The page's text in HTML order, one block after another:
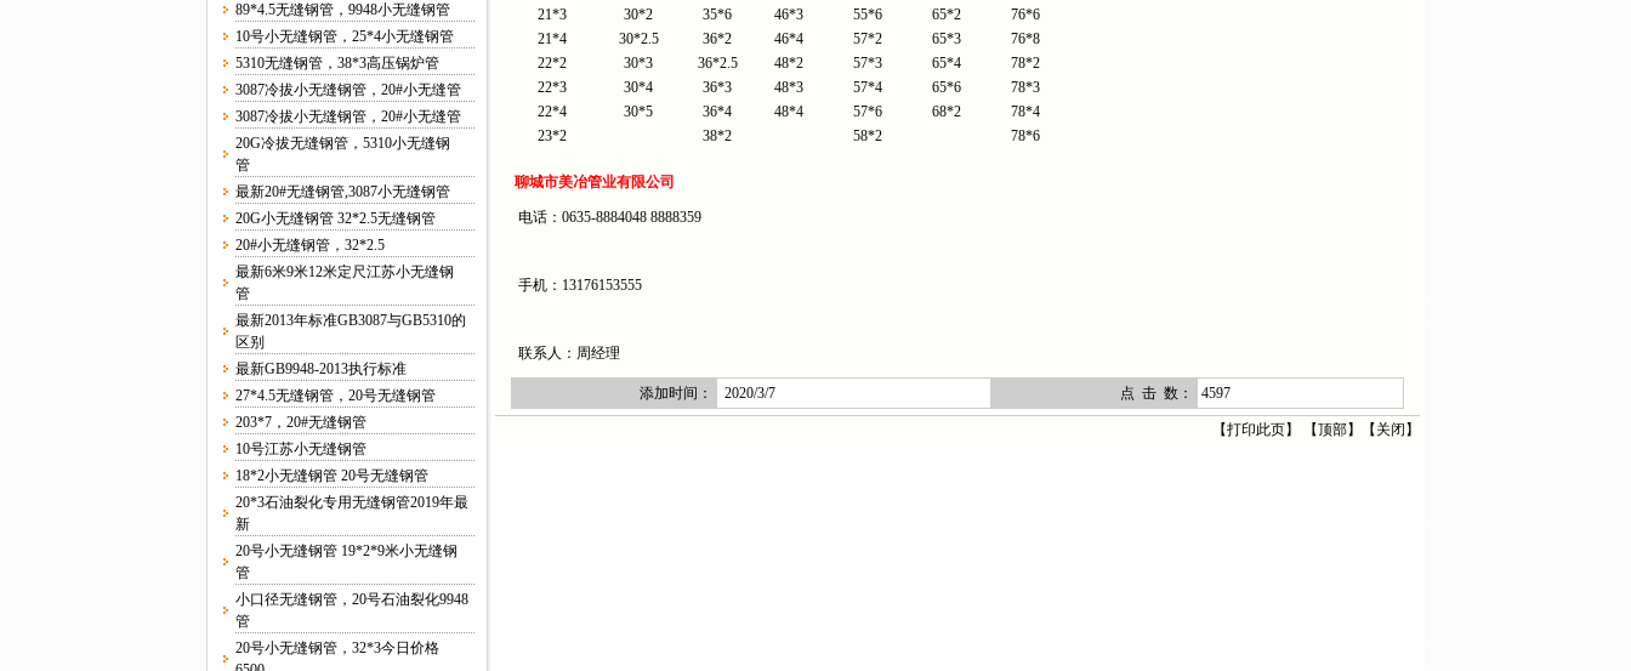
89*4.5无缝钢管，9948小无缝钢管
10号小无缝钢管，25*4小无缝钢管
5310无缝钢管，38*3高压锅炉管
3087冷拔小无缝钢管，20#小无缝管
3087冷拔小无缝钢管，20#小无缝管
20G冷拔无缝钢管，5310小无缝钢
管
最新20#无缝钢管,3087小无缝钢管
20G小无缝钢管 32*2.5无缝钢管
20#小无缝钢管，32*2.5
最新6米9米12米定尺江苏小无缝钢
管
最新2013年标准GB3087与GB5310的
区别
最新GB9948-2013执行标准
27*4.5无缝钢管，20号无缝钢管
203*7，20#无缝钢管
10号江苏小无缝钢管
18*2小无缝钢管 20号无缝钢管
20*3石油裂化专用无缝钢管2019年最
新
20号小无缝钢管 19*2*9米小无缝钢
管
小口径无缝钢管，20号石油裂化9948
管
20号小无缝钢管，32*3今日价格
21*3
30*2 35*6 46*3 55*6 65*2
76*6
21*4
30*2.5 36*2 46*4 57*2 65*3
76*8
22*2
30*3 36*2.5 48*2 57*3 65*4
78*2
22*3
30*4 36*3 48*3 57*4 65*6
78*3
22*4
30*5 36*4 48*4 57*6 68*2
78*4
23*2
38*2 58*2 78*6
聊城市美冶管业有限公司
电话：0635-8884048 8888359
手机：13176153555
联系人：周经理
添加时间： 2020/3/7 点 击 数： 4597
【打印此页】 【顶部】【 关闭 】